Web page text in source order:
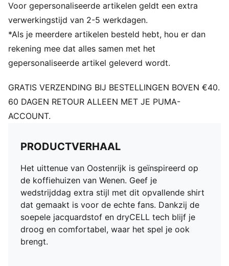
Officieel teamlogo
Voor gepersonaliseerde artikelen geldt een extra
verwerkingstijd van 2-5 werkdagen.
*Als je meerdere artikelen besteld hebt, hou er dan
rekening mee dat alles samen met het
gepersonaliseerde artikel geleverd wordt.
GRATIS VERZENDING BIJ BESTELLINGEN BOVEN €40.
60 DAGEN RETOUR ALLEEN MET JE PUMA-
ACCOUNT.
PRODUCTVERHAAL
Het uittenue van Oostenrijk is geïnspireerd op
de koffiehuizen van Wenen. Geef je
wedstrijddag extra stijl met dit opvallende shirt
dat gemaakt is voor de echte fans. Dankzij de
soepele jacquardstof en dryCELL tech blijf je
droog en comfortabel, waar het spel je ook
brengt.